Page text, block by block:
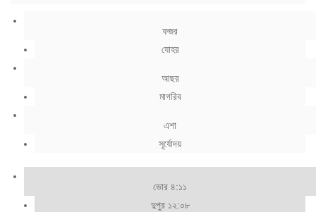
ফজর
যোহর
আছর
মাগরিব
এশা
সূর্যোদয়
ভোর ৪:১১
দুপুর ১২:০৮